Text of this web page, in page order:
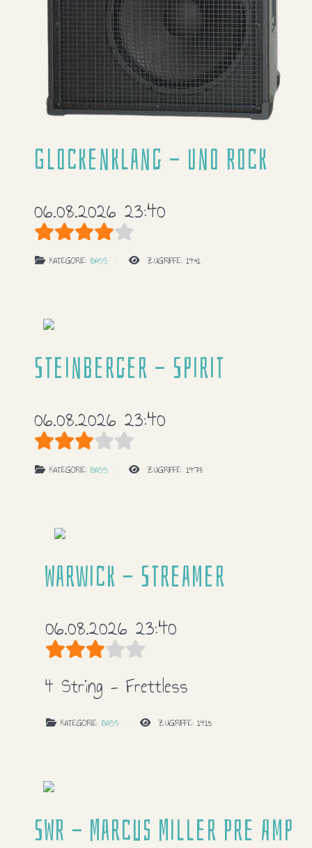
Glockenklang - Uno Rock
06.08.2026 23:40
Bewertung: 4/
KATEGORIE: BASS ZUGRIFFE: 1491
Steinberger - Spirit
06.08.2026 23:40
Bewertung: 3/
KATEGORIE: BASS ZUGRIFFE: 1478
Warwick - Streamer
06.08.2026 23:40
Bewertung: 3/
4 String - Frettless
KATEGORIE: BASS ZUGRIFFE: 1415
SWR - Marcus Miller Pre Amp